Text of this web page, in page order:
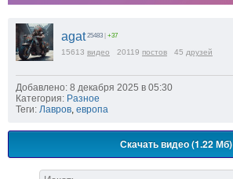
agat 25483 +37
15613 видео 20119 постов 45 друзей
Добавлено: 8 декабря 2025 в 05:30
Категория: Разное
Теги: Лавров, европа
Скачать видео (1.22 Мб)